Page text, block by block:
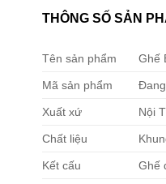
THÔNG SỐ SẢN
Tên sản phẩm Ghế
Mã sản phẩm
Xuất xứ Nội
Chất liệu
Kết cấu Ghế